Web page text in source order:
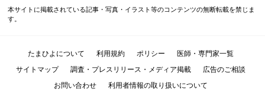
本サイトに掲載されている記事・写真・イラスト等のコンテンツの無断転載を禁じま
す。
たまひよについて 利用規約 ポリシー
医師・専門家一覧
サイトマップ
調査・プレスリリース・メディア掲載
広告のご相談
お問い合わせ
利用者情報の取り扱いについて